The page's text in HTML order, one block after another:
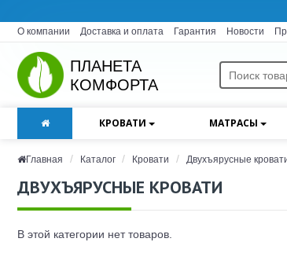
О компании
Доставка и оплата Гарантия Новости
ПЛАНЕТА
КОМФОРТА
КРОВАТИ МАТРАСЫ
Главная Каталог Кровати Двухъярусные
ДВУХЪЯРУСНЫЕ КРОВАТИ
В этой категории нет товаров.